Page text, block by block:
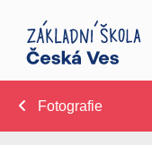
Fotografie